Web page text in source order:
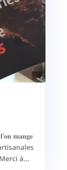
𝐥'𝐨𝐧 𝐦𝐚𝐧𝐠𝐞
à...